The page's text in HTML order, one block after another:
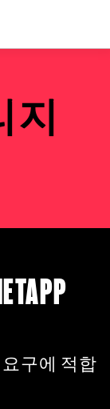
구에 적합